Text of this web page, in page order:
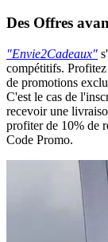
Des Offres
"Envie2Cadeaux"
compétitifs. Profitez
de promotions
C'est le cas de
recevoir une
profiter de 10% de
Code Promo.